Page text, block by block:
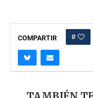
COMPARTIR 0